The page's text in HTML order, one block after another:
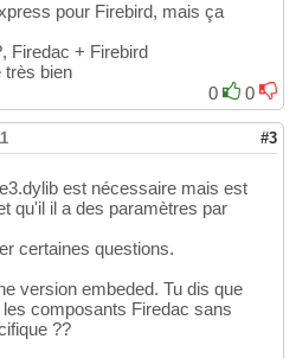
pour Firebird, mais ça
Firedac + Firebird
très bien
0
0
#3
est nécessaire mais est
qu'il il a des paramètres par
certaines questions.
version embeded. Tu dis que
composants Firedac sans
??